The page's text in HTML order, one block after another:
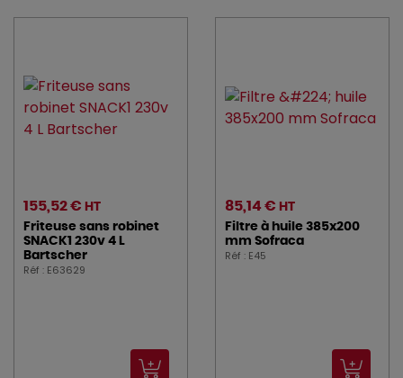
155,52 € HT
Friteuse sans robinet
SNACK1 230v 4 L
Bartscher
Réf : E63629
85,14 € HT
Filtre à huile 385x200
mm Sofraca
Réf : E45